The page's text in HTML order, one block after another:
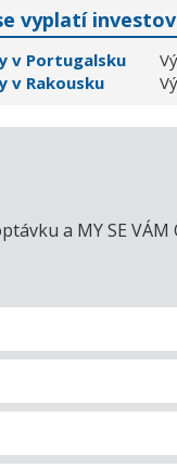
vyplatí
v Portugalsku
v Rakousku
a MY SE VÁM